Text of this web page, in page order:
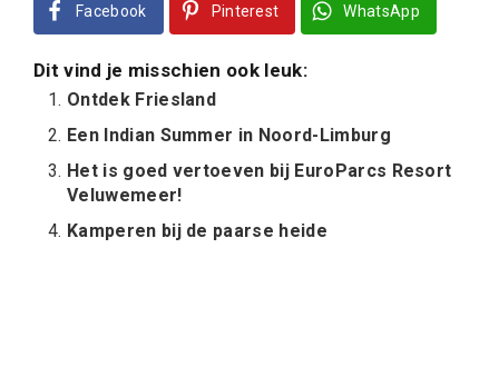
Facebook Pinterest WhatsApp
Dit vind je misschien ook leuk:
Ontdek Friesland
Een Indian Summer in Noord-Limburg
Het is goed vertoeven bij EuroParcs Resort
Veluwemeer!
Kamperen bij de paarse heide